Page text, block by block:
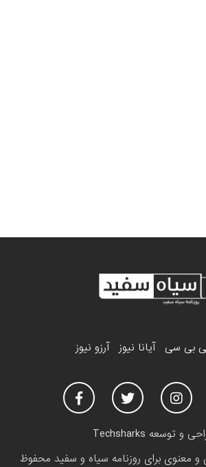
بی سی آیانا نیوز آرزو نیوز
و توسعه Techsharks
معنوی برای روزنامه سیاه و سفید محفوظ